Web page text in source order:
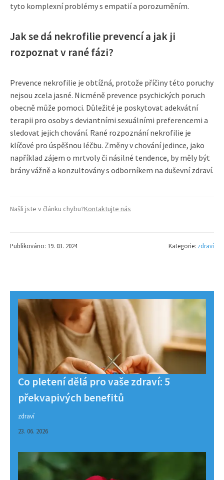
tyto komplexní problémy s empatií a porozuměním.
Jak se dá nekrofilie prevencí a jak ji
rozpoznat v rané fázi?
Prevence nekrofilie je obtížná, protože příčiny této poruchy
nejsou zcela jasné. Nicméně prevence psychických poruch
obecně může pomoci. Důležité je poskytovat adekvátní
terapii pro osoby s deviantními sexuálními preferencemi a
sledovat jejich chování. Rané rozpoznání nekrofilie je
klíčové pro úspěšnou léčbu. Změny v chování jedince, jako
například zájem o mrtvoly či násilné tendence, by měly být
brány vážně a konzultovány s odborníkem na duševní zdraví.
Našli jste v článku chybu?Kontaktujte nás
Publikováno: 19. 03. 2024 Kategorie: zdraví
Co pletení dělá pro vaše zdraví: 5
překvapivých benefitů
zdraví
23. 06. 2026